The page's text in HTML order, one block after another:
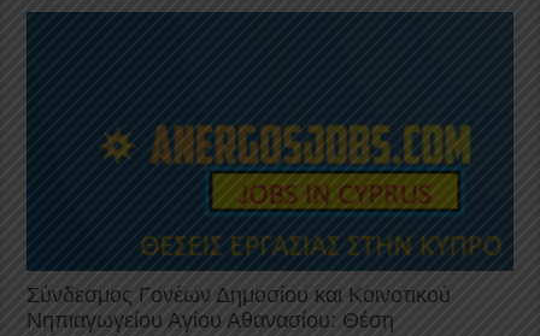
Σύνδεσμος Γονέων Δημοσίου και Κοινοτικού
Νηπιαγωγείου Αγίου Αθανασίου: Θέση